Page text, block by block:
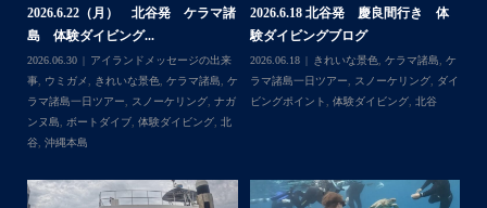
・
アイランドメッセージは北谷町の浜川漁港を拠点に、中部
発着の国立公園指定の慶良間諸島(#ケラマ)の日帰り#ダイビ
ング・#スノーケリング ツアーを開催しているマリンショッ
プです
2026.6.22（月） 北谷発 ケラマ諸
島 体験ダイビング...
2026.06.30
アイランドメッセージの出来
事, ウミガメ きれいな景色 ケラマ諸島
ケ
ラマ諸島一日ツアー
スノーケリング, ナガ
ンヌ島
ボートダイブ, 体験ダイビング, 北
谷, 沖縄本島
2026.6.18 北谷発 慶良間行き 体
験ダイビングブログ
2026.06.18 きれいな景色 ケラマ諸島
ケ
ラマ諸島一日ツアー
スノーケリング,
ダイ
ビングポイント
体験ダイビング, 北谷